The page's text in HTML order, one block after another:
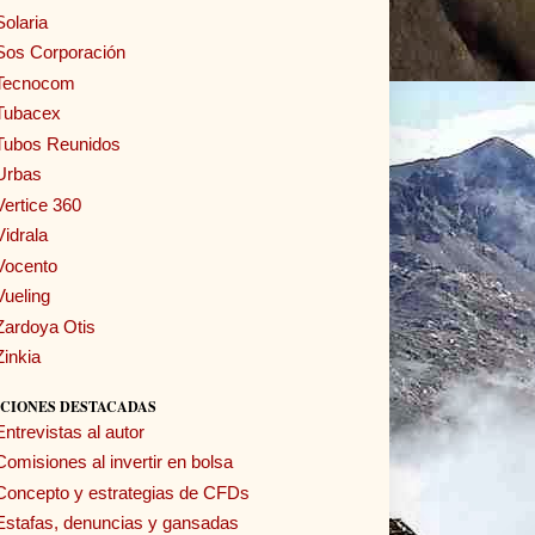
Corporación
Reunidos
360
Otis
DESTACADAS
al autor
al invertir en bolsa
y estrategias de CFDs
denuncias y gansadas